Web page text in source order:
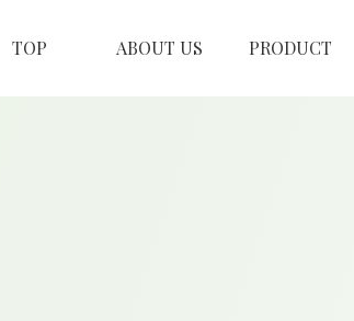
TOP ABOUT US PRODUCT